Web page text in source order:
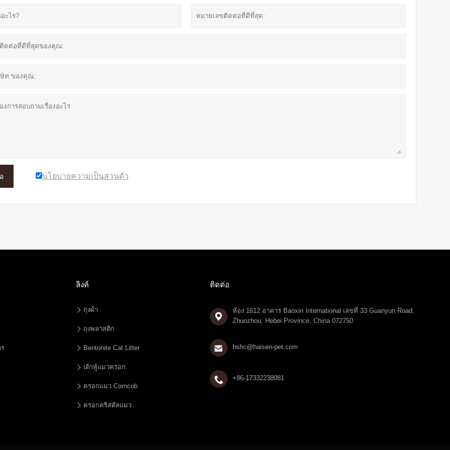
นโยบายความเป็นส่วนตัว
ลิงค์
ถุงผ้า
ถุงพลาสติก
Bentonite Cat Litter
เต้าหู้แมวครอก
ครอกแมว Corncob
ครอกคริสตัลแมว
ติดต่อ

ห้อง 1612 อาคาร Baoxin International เลขที่ 33 Guanyun Road,
Zhuozhou, Hebei Province, China 072750
 hshc@haisen-pet.com
 +86-17332238081